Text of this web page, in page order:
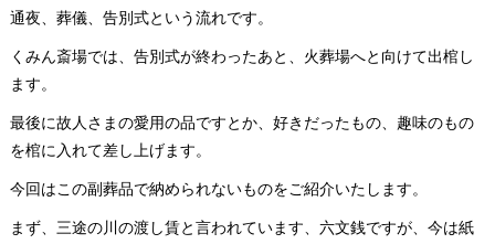
通夜、葬儀、告別式という流れです。
くみん斎場では、告別式が終わったあと、火葬場へと向けて出棺し
ます。
最後に故人さまの愛用の品ですとか、好きだったもの、趣味のもの
を棺に入れて差し上げます。
今回はこの副葬品で納められないものをご紹介いたします。
まず、三途の川の渡し賃と言われています、六文銭ですが、今は紙